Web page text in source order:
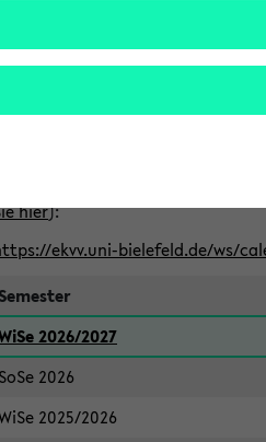
Sie auf das Semester,
hier):
ekvv.uni-bielefeld.de/ws/
Semester
2026/2027
SoSe 2026
2025/2026